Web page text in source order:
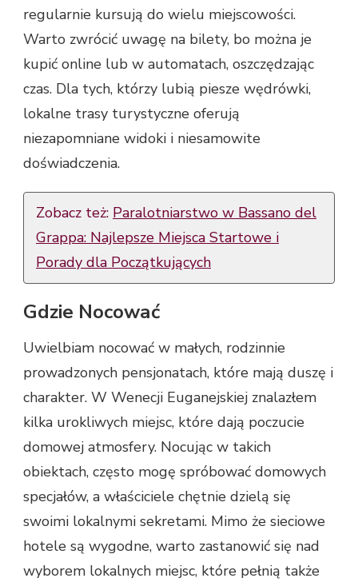
regularnie kursują do wielu miejscowości.
Warto zwrócić uwagę na bilety, bo można je
kupić online lub w automatach, oszczędzając
czas. Dla tych, którzy lubią piesze wędrówki,
lokalne trasy turystyczne oferują
niezapomniane widoki i niesamowite
doświadczenia.
Zobacz też: Paralotniarstwo w Bassano del
Grappa: Najlepsze Miejsca Startowe i
Porady dla Początkujących
Gdzie Nocować
Uwielbiam nocować w małych, rodzinnie
prowadzonych pensjonatach, które mają duszę i
charakter. W Wenecji Euganejskiej znalazłem
kilka urokliwych miejsc, które dają poczucie
domowej atmosfery. Nocując w takich
obiektach, często mogę spróbować domowych
specjałów, a właściciele chętnie dzielą się
swoimi lokalnymi sekretami. Mimo że sieciowe
hotele są wygodne, warto zastanowić się nad
wyborem lokalnych miejsc, które pełnią także